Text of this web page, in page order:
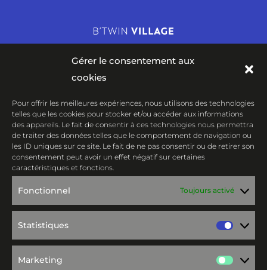
Gérer le consentement aux
cookies
Pour offrir les meilleures expériences, nous utilisons des technologies
telles que les cookies pour stocker et/ou accéder aux informations
des appareils. Le fait de consentir à ces technologies nous permettra
de traiter des données telles que le comportement de navigation ou
les ID uniques sur ce site. Le fait de ne pas consentir ou de retirer son
consentement peut avoir un effet négatif sur certaines
caractéristiques et fonctions.
Fonctionnel Toujours activé
Statistiques
Marketing
Centre de confidentialité et Légales
B’TWIN VILLAGE
4 rue du Professeur Langevin
Venir en bus : n°18 : Pont de Tournai ou
n°52 : Frères Lumières